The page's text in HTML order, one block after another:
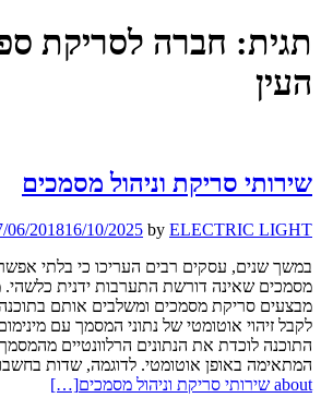
תגית: חברה לסריקת
העין
שירותי סריקת וניהול מסמכים
06/201816/10/2025 by ELECTRIC LIGHT
במשך שנים, עסקים רבים העריכו כי בלתי
מסמכים שאינה דורשת התערבות ידנית
מבצעים סריקת מסמכים ומשלבים אותם בתוכנה
לקבל זיהוי אוטומטי של נתוני המסמך עם
התוכנה לוכדת את הנתונים הרלוונטיים
המתאימה באופן אוטומטי. לדוגמה, שדות
about שירותי סריקת וניהול מסמכים
[…]